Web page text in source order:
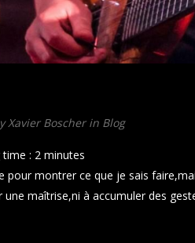
Xavier Boscher in Blog
time : 2 minutes
pour montrer ce que je sais
une maîtrise,ni à accumuler des